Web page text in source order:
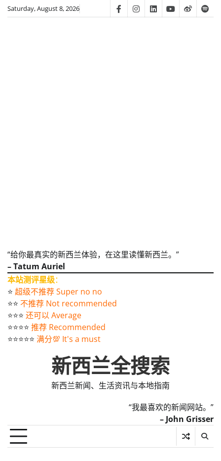
SkipSaturday, August 8, 2026 FacebookInstagram
LinkedinYoutube
Weibo
“给你最真实的新西兰体验，在这里读懂新西兰。”
– Tatum Auriel
本站测评星级：
⭐️ 超级不推荐 Super no no
⭐️⭐️ 不推荐 Not recommended
⭐️⭐️⭐️ 还可以 Average
⭐️⭐️⭐️⭐️ 推荐 Recommended
⭐️⭐️⭐️⭐️⭐️ 满分💯 It's a must
新西兰全搜索
新西兰新闻、生活资讯与本地指南
“我最喜欢的新闻网站。”
– John Grisser